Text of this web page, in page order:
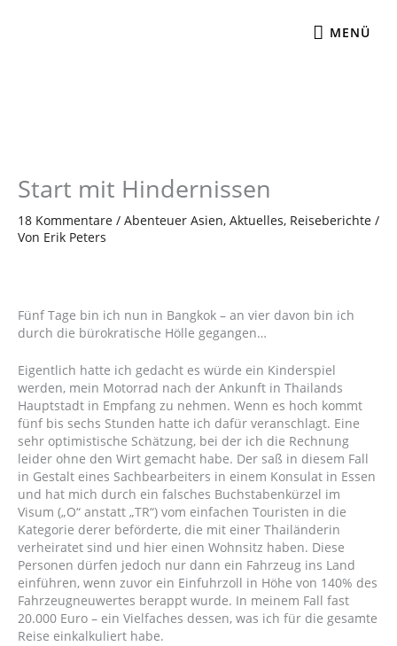
MENÜ
MENÜ
Start mit Hindernissen
18 Kommentare / Abenteuer Asien, Aktuelles, Reiseberichte /
Von Erik Peters
Fünf Tage bin ich nun in Bangkok – an vier davon bin ich
durch die bürokratische Hölle gegangen…
Eigentlich hatte ich gedacht es würde ein Kinderspiel
werden, mein Motorrad nach der Ankunft in Thailands
Hauptstadt in Empfang zu nehmen. Wenn es hoch kommt
fünf bis sechs Stunden hatte ich dafür veranschlagt. Eine
sehr optimistische Schätzung, bei der ich die Rechnung
leider ohne den Wirt gemacht habe. Der saß in diesem Fall
in Gestalt eines Sachbearbeiters in einem Konsulat in Essen
und hat mich durch ein falsches Buchstabenkürzel im
Visum („O“ anstatt „TR“) vom einfachen Touristen in die
Kategorie derer beförderte, die mit einer Thailänderin
verheiratet sind und hier einen Wohnsitz haben. Diese
Personen dürfen jedoch nur dann ein Fahrzeug ins Land
einführen, wenn zuvor ein Einfuhrzoll in Höhe von 140% des
Fahrzeugneuwertes berappt wurde. In meinem Fall fast
20.000 Euro – ein Vielfaches dessen, was ich für die gesamte
Reise einkalkuliert habe.